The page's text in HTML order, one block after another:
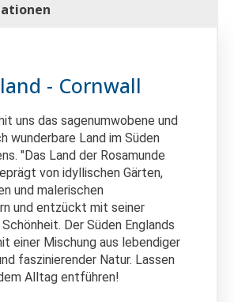
- Cornwall
uns das sagenumwobene und
wunderbare Land im Süden
"Das Land der Rosamunde
von idyllischen Gärten,
und malerischen
und entzückt mit seiner
Der Süden Englands
einer Mischung aus lebendiger
faszinierender Natur. Lassen
Alltag entführen!